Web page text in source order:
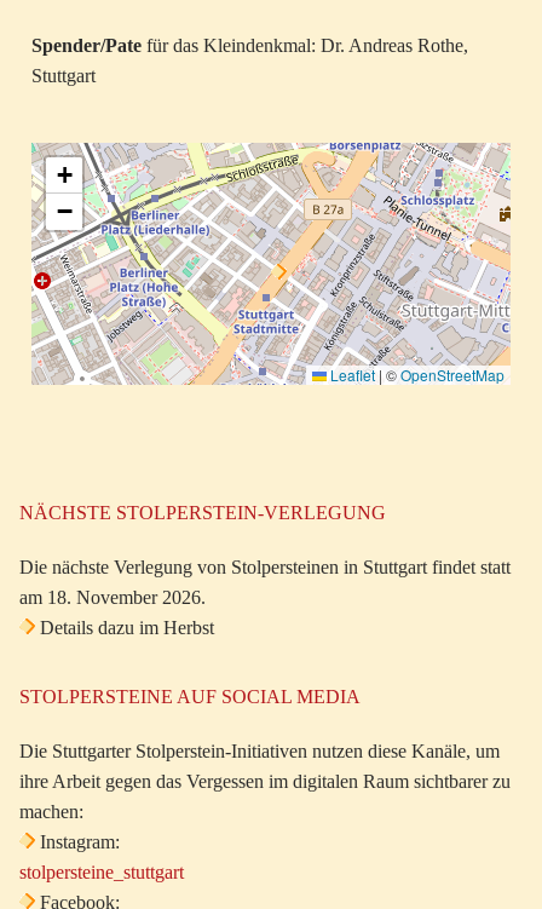
Spender/Pate für das Kleindenkmal: Dr. Andreas Rothe,
Stuttgart
+
−
Leaflet | ©OpenStreetMap
NÄCHSTE STOLPERSTEIN-VERLEGUNG
Die nächste Verlegung von Stolpersteinen in Stuttgart findet statt
am 18. November 2026.
Details dazu im Herbst
STOLPERSTEINE AUF SOCIAL MEDIA
Die Stuttgarter Stolperstein-Initiativen nutzen diese Kanäle, um
ihre Arbeit gegen das Vergessen im digitalen Raum sichtbarer zu
machen:
Instagram:
stolpersteine_stuttgart
Facebook: